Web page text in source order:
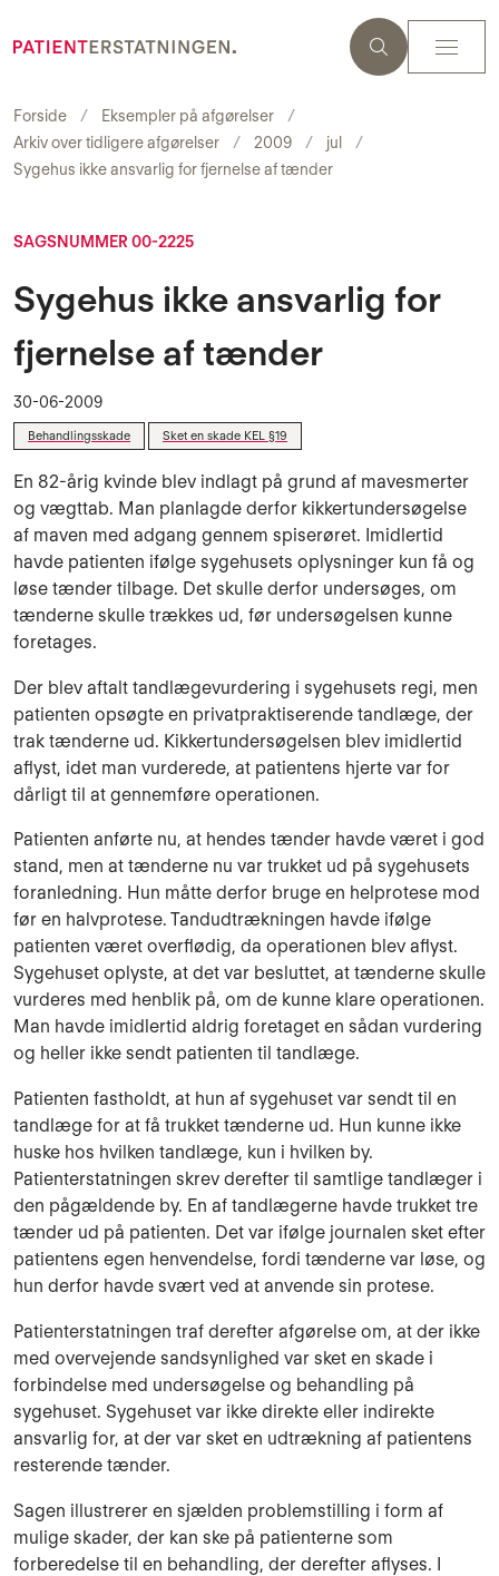
Forside
Eksempler på afgørelser
Arkiv over tidligere afgørelser
2009
jul
Sygehus ikke ansvarlig for fjernelse af tænder
SAGSNUMMER 00-2225
Sygehus ikke ansvarlig for
fjernelse af tænder
30-06-2009
Behandlingsskade Sket en skade KEL §19
En 82-årig kvinde blev indlagt på grund af mavesmerter
og vægttab. Man planlagde derfor kikkertundersøgelse
af maven med adgang gennem spiserøret. Imidlertid
havde patienten ifølge sygehusets oplysninger kun få og
løse tænder tilbage. Det skulle derfor undersøges, om
tænderne skulle trækkes ud, før undersøgelsen kunne
foretages.
Der blev aftalt tandlægevurdering i sygehusets regi, men
patienten opsøgte en privatpraktise­rende tandlæge, der
trak tænderne ud. Kikkertundersøgelsen blev imidlertid
aflyst, idet man vurderede, at patientens hjerte var for
dårligt til at gennemføre operationen.
Patienten anførte nu, at hendes tænder havde været i god
stand, men at tænderne nu var truk­ket ud på sygehusets
foranledning. Hun måtte derfor bruge en helprotese mod
før en halvpro­tese. Tandudtrækningen havde ifølge
patienten været overflødig, da operationen blev aflyst.
Sygehuset oplyste, at det var besluttet, at tænderne skulle
vurderes med henblik på, om de kunne klare operationen.
Man havde imidlertid aldrig foretaget en sådan vurdering
og heller ikke sendt patienten til tandlæge.
Patienten fastholdt, at hun af sygehuset var sendt til en
tandlæge for at få trukket tænderne ud. Hun kunne ikke
huske hos hvilken tandlæge, kun i hvilken by.
Patienterstatningen skrev der­efter til samtlige tandlæger i
den pågældende by. En af tandlægerne havde trukket tre
tænder ud på patienten. Det var ifølge journalen sket efter
patientens egen henvendelse, fordi tænderne var løse, og
hun derfor havde svært ved at anvende sin protese.
Patienterstatningen traf derefter afgørelse om, at der ikke
med overvejende sandsynlighed var sket en skade i
forbindelse med undersøgelse og behandling på
sygehuset. Sygehuset var ikke direkte eller indirekte
ansvarlig for, at der var sket en udtrækning af patientens
resterende tænder.
Sagen illustrerer en sjælden problemstilling i form af
mulige skader, der kan ske på patien­terne som
forberedelse til en behandling, der derefter aflyses. I